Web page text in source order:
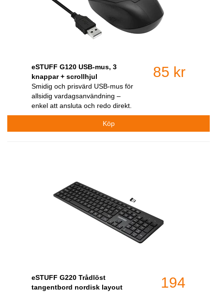
eSTUFF G120 USB-mus, 3
knappar + scrollhjul
Smidig och prisvärd USB-mus för
allsidig vardagsanvändning –
enkel att ansluta och redo direkt.
85 kr
eSTUFF G220 Trådlöst
tangentbord nordisk layout
194